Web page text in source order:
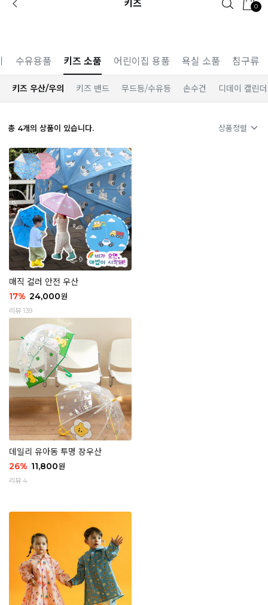
카카오 플친 추가하면1천원 즉시 할인 쿠폰
키즈 0
수유용품 키즈 소품 어린이집 용품 욕실 소품 침구류
키즈 우산/우의 키즈 밴드 무드등/수유등 손수건 디데이 캘린더
총 4개의 상품이 있습니다. 상품정렬
매직 컬러 안전 우산
17% 24,000원
리뷰 139
데일리 유아동 투명 장우산
26% 11,800원
리뷰 4